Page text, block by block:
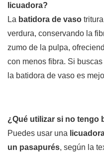
licuadora?
La batidora de vaso
verdura, conservando la
zumo de la pulpa,
con menos fibra. Si
la batidora de vaso es
¿Qué utilizar si no tengo
Puedes usar una
un pasapurés, según la